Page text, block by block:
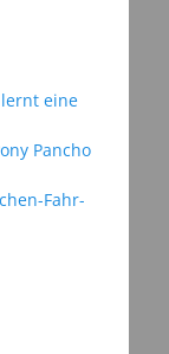
lernt eine
Pancho
Fahr-